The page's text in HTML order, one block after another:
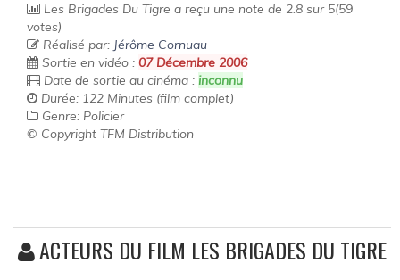
Les Brigades Du Tigre a reçu une note de 2.8 sur 5(59
votes)
Réalisé par: Jérôme Cornuau
Sortie en vidéo : 07 Décembre 2006
Date de sortie au cinéma : inconnu
Durée: 122 Minutes (film complet)
Genre: Policier
© Copyright TFM Distribution
ACTEURS DU FILM LES BRIGADES DU TIGRE